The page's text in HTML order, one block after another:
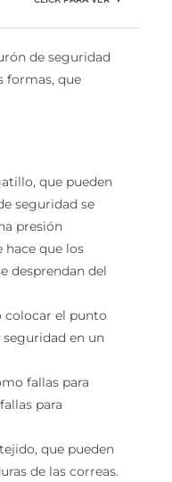
de seguridad
formas, que
que pueden
seguridad se
presión
hace que los
desprendan del
colocar el punto
en un
fallas para
para
que pueden
de las correas.